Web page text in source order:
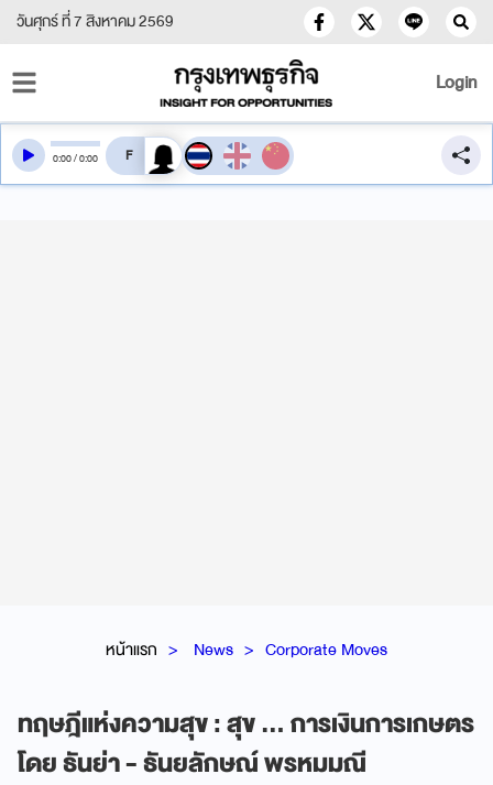
วันศุกร์ ที่ 7 สิงหาคม 2569
Login
หน้าแรก News Corporate Moves
ทฤษฎีแห่งความสุข : สุข ... การเงินการเกษตร
โดย ธันย่า - ธันยลักษณ์ พรหมมณี
0:00/0:00 สลับเสียงอ่าน